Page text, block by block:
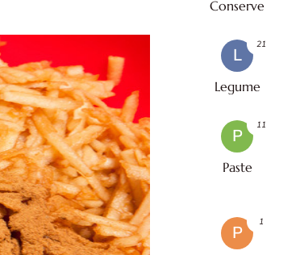
Conserve
L
Legume
21
P
Paste
11
P
1